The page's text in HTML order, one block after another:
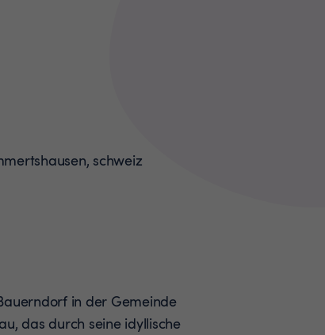
in der Gemeinde
das durch seine idyllische